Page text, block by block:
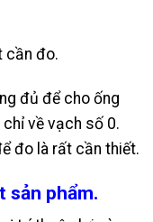
cần đo.
đủ để cho ống
về vạch số 0.
đo là rất cần thiết.
sản phẩm.